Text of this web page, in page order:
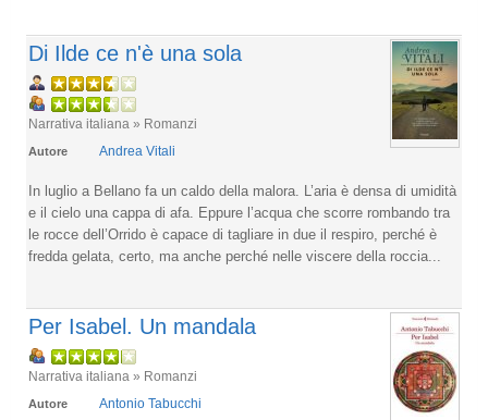
Di Ilde ce n'è una sola
Narrativa italiana » Romanzi
Autore Andrea Vitali
In luglio a Bellano fa un caldo della malora. L’aria è densa di umidità
e il cielo una cappa di afa. Eppure l’acqua che scorre rombando tra
le rocce dell’Orrido è capace di tagliare in due il respiro, perché è
fredda gelata, certo, ma anche perché nelle viscere della roccia...
Per Isabel. Un mandala
Narrativa italiana » Romanzi
Autore Antonio Tabucchi